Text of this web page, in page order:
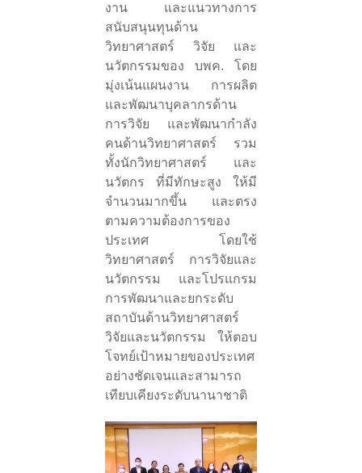
งาน และแนวทางการ
สนับสนุนทุนด้าน
วิทยาศาสตร์ วิจัย และ
นวัตกรรมของ บพค. โดย
มุ่งเน้นแผนงาน การผลิต
และพัฒนาบุคลากรด้าน
การวิจัย และพัฒนากำลัง
คนด้านวิทยาศาสตร์ รวม
ทั้งนักวิทยาศาสตร์ และ
นวัตกร ที่มีทักษะสูง ให้มี
จำนวนมากขึ้น และตรง
ตามความต้องการของ
ประเทศ โดยใช้
วิทยาศาสตร์ การวิจัยและ
นวัตกรรม และโปรแกรม
การพัฒนาและยกระดับ
สถาบันด้านวิทยาศาสตร์
วิจัยและนวัตกรรม ให้ตอบ
โจทย์เป้าหมายของประเทศ
อย่างชัดเจนและสามารถ
เทียบเคียงระดับนานาชาติ